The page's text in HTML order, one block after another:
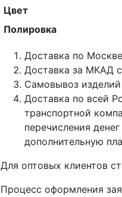
Цвет
Полировка
Доставка по
Доставка за МКАД
Самовывоз изделий
Доставка по всей
транспортной
перечисления
дополнительную
Для оптовых клиентов
Процесс оформления